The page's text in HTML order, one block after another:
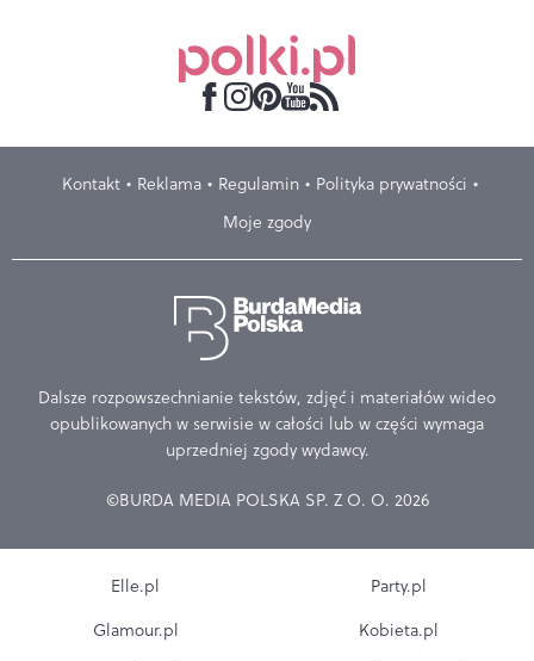
Kontakt Reklama Regulamin
Polityka prywatności
Moje zgody
Dalsze rozpowszechnianie tekstów, zdjęć i materiałów wideo
opublikowanych w serwisie w całości lub w części wymaga
uprzedniej zgody wydawcy.
©BURDA MEDIA POLSKA SP. Z O. O. 2026
Elle.pl
Glamour.pl
Party.pl
Kobieta.pl